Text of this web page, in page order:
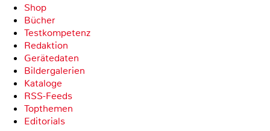
Shop
Bücher
Testkompetenz
Redaktion
Gerätedaten
Bildergalerien
Kataloge
RSS-Feeds
Topthemen
Editorials